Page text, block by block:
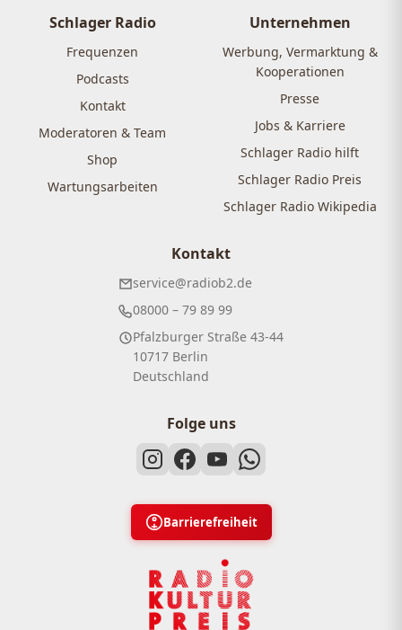
Schlager Radio
Frequenzen
Podcasts
Kontakt
Moderatoren & Team
Shop
Wartungsarbeiten
Unternehmen
Werbung, Vermarktung &
Kooperationen
Presse
Jobs & Karriere
Schlager Radio hilft
Schlager Radio Preis
Schlager Radio Wikipedia
Kontakt
service@radiob2.de
08000 – 79 89 99
Pfalzburger Straße 43-44
10717 Berlin
Deutschland
Folge uns
Barrierefreiheit